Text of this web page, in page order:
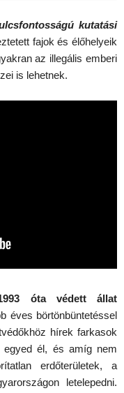
kutatási
fajok és élőhelyeik
az illegális emberi
is lehetnek.
óta védett állat
éves börtönbüntetéssel
hírek farkasok
egyed él, és amíg nem
erdőterületek, a
letelepedni.